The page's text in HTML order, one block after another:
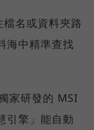
名或資料夾路
海中精準查找
家研發的 MSI
引擎」能自動